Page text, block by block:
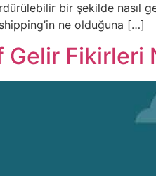
bir şekilde
ne olduğuna […]
Gelir Fikirleri